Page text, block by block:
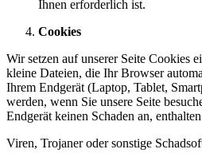
Ihnen erforderlich ist.
Cookies
Wir setzen auf unserer Seite Cookies
kleine Dateien, die Ihr Browser
Ihrem Endgerät (Laptop, Tablet,
werden, wenn Sie unsere Seite
Endgerät keinen Schaden an,
Viren, Trojaner oder sonstige